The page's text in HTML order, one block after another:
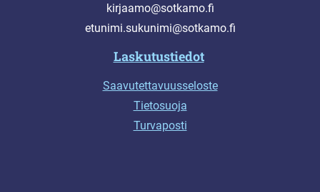
kirjaamo@sotkamo.fi
etunimi.sukunimi@sotkamo.fi
Laskutustiedot
Saavutettavuusseloste
Tietosuoja
Turvaposti